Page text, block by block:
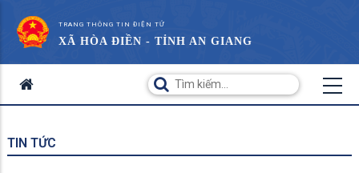
TRANG THÔNG TIN ĐIỆN TỬ
XÃ HÒA ĐIỀN - TỈNH AN GIANG
TIN TỨC